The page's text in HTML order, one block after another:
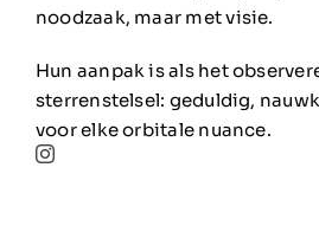
noodzaak, maar met visie.
Hun aanpak is als het
sterrenstelsel: geduldig,
voor elke orbitale nuance.